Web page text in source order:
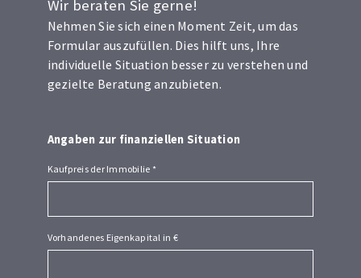
Wir beraten Sie gerne!
Nehmen Sie sich einen Moment Zeit, um das
Formular auszufüllen. Dies hilft uns, Ihre
individuelle Situation besser zu verstehen und
gezielte Beratung anzubieten.
Angaben zur finanziellen Situation
Kaufpreis der Immobilie *
Vorhandenes Eigenkapital in €